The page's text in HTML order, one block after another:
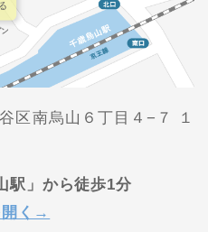
区南烏山６丁目４−７ １
駅」から徒歩1分
く→